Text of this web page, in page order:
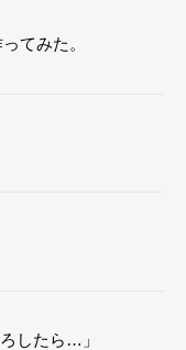
てみた。
したら…」